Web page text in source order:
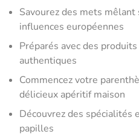
Savourez des mets
influences européennes
Préparés avec des
authentiques
Commencez votre
délicieux apéritif maison
Découvrez des spécialités
papilles